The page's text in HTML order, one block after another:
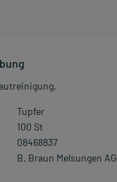
Tupfer
100 St
08468837
B. Braun Melsungen AG